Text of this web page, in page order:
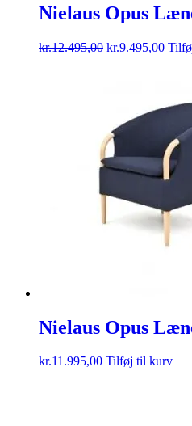
Nielaus Opus
kr.12.495,00 kr.9.495,00
Nielaus Opus
kr.11.995,00 Tilføj til kurv